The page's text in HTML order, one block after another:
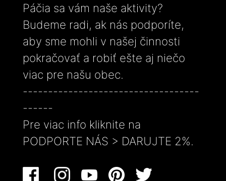
Páčia sa vám naše aktivity?
Budeme radi, ak nás podporíte,
aby sme mohli v našej činnosti
pokračovať a robiť ešte aj niečo
viac pre našu obec.
-----------------------------------
------
Pre viac info kliknite na
PODPORTE NÁS > DARUJTE 2%.